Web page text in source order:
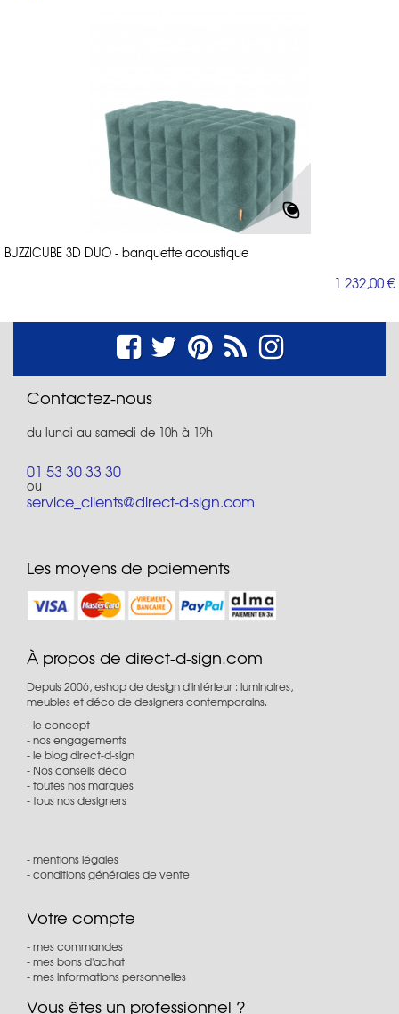
BUZZICUBE 3D DUO - banquette acoustique
1 232,00 €
Contactez-nous
du lundi au samedi de 10h à 19h
01 53 30 33 30
ou
service_clients@direct-d-sign.com
Les moyens de paiements
À propos de direct-d-sign.com
Depuis 2006, eshop de design d'intérieur : luminaires,
meubles et déco de designers contemporains.
le concept
nos engagements
le blog direct-d-sign
Nos conseils déco
toutes nos marques
tous nos designers
mentions légales
conditions générales de vente
Votre compte
mes commandes
mes bons d'achat
mes informations personnelles
Vous êtes un professionnel ?